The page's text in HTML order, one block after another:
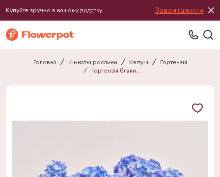
Купуйте зручно в нашому додатку Завантажити
Головна / Кімнатні рослини / Квітучі /
Гортензія
/
Гортензія блакитна 9ст.